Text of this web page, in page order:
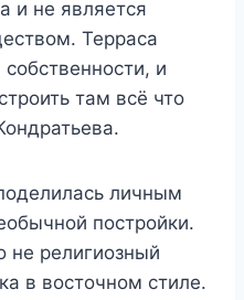
и не является
Терраса
и
там всё что
личным
постройки.
не религиозный
в восточном стиле.